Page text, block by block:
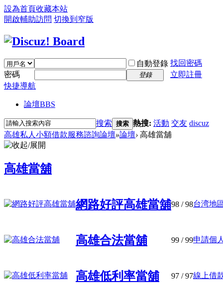
設為首頁收藏本站
開啟輔助訪問 切換到窄版
自動登錄 找回密碼
密碼
登錄
立即註冊
快捷導航
論壇BBS
搜索 搜索 熱搜: 活動 交友 discuz
高雄私人小額借款服務諮詢論壇»論壇› 高雄當舖
高雄當舖
網路好評高雄當舖98 / 98台湾地
高雄合法當舖 99 / 99申請個
高雄低利率當舖 97 / 97線上借